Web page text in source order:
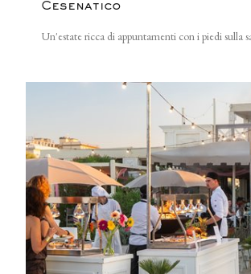
Cesenatico
Un'estate ricca di appuntamenti con i piedi sulla